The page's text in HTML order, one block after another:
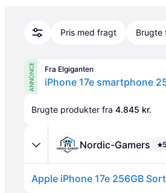
Pris med fragt Brugte
ANNONCE Fra Elgiganten
iPhone 17e smartphone
Brugte produkter fra 4.845 kr.
Nordic-Gamers
Apple iPhone 17e 256GB Sort